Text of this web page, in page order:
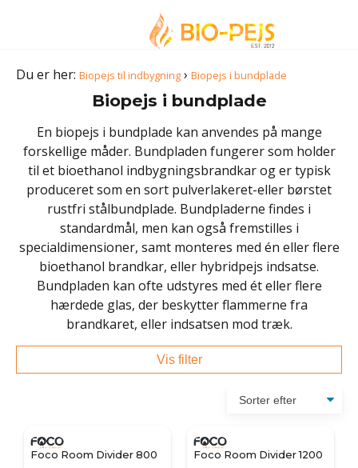
Du er her: Biopejs til indbygning › Biopejs i bundplade
Biopejs i bundplade
En biopejs i bundplade kan anvendes på mange
forskellige måder. Bundpladen fungerer som holder
til et bioethanol indbygningsbrandkar og er typisk
produceret som en sort pulverlakeret-eller børstet
rustfri stålbundplade. ​Bundpladerne findes i
standardmål, men kan også fremstilles i
specialdimensioner, samt monteres med én eller flere
bioethanol brandkar, eller hybridpejs indsatse.
Bundpladen kan ofte udstyres med ét eller flere
hærdede glas, der beskytter flammerne fra
brandkaret, eller indsatsen mod træk.
Vis filter
Foco Room Divider 800 Foco Room Divider 1200